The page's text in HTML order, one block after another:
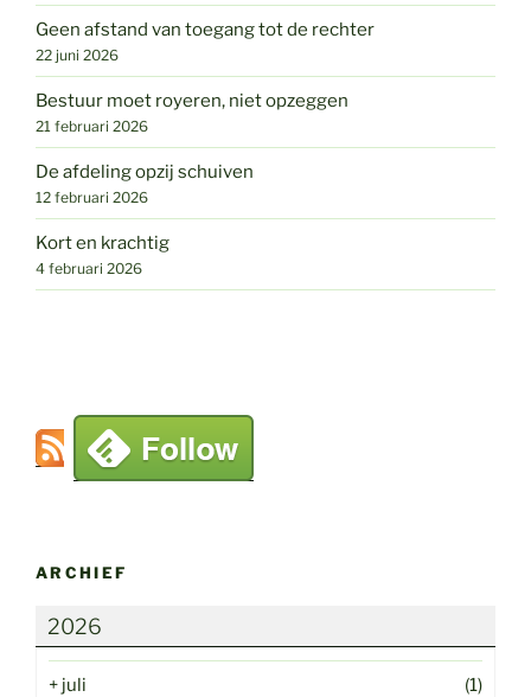
Geen afstand van toegang tot de rechter
22 juni 2026
Bestuur moet royeren, niet opzeggen
21 februari 2026
De afdeling opzij schuiven
12 februari 2026
Kort en krachtig
4 februari 2026
ARCHIEF
2026
+ juli (1)